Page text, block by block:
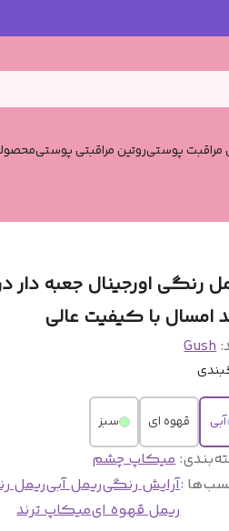
مراقبت پوستیروتین مراقبتی پوستی
رنگی اورجینال جعبه دار
امسال با کیفیت عالی
Gush
آبی قهوه ای سبز
:میکاپ چشم
:آرایش رنگیریمل آبیریمل
ریمل قهوه ایمیکاپ ترند